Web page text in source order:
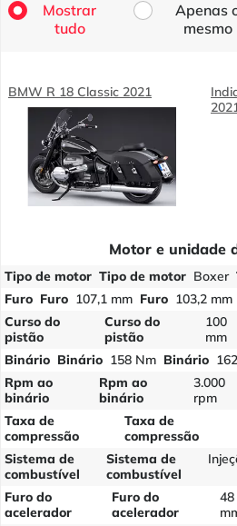
Mostrar
tudo
Apenas
mesmo
BMW R 18 Classic 2021
Motor e unidade
Tipo de motor Tipo de motor Boxer
Furo Furo 107,1 mm Furo 103,2 mm
Curso do
pistão
Curso do
pistão
100
mm
Binário Binário 158 Nm Binário
Rpm ao
binário
Rpm ao
binário
3.000
rpm
Taxa de
compressão
Taxa de
compressão
Sistema de
combustível
Sistema de
combustível
Furo do
acelerador
Furo do
acelerador
48